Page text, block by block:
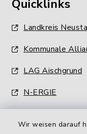
Wir weisen darauf
Quicklinks
Landkreis
Kommunale
LAG Aischgrund
N-ERGIE